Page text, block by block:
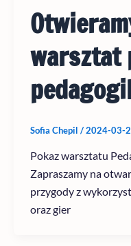
warsztat
Sofia Chepil /2024-03-
Pokaz warsztatu
Zapraszamy na
przygody z
oraz gier